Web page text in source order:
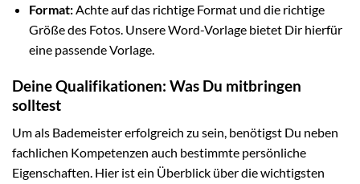
Format:Achte auf das richtige Format und die richtige
Größe des Fotos. Unsere Word-Vorlage bietet Dir hierfür
eine passende Vorlage.
Deine Qualifikationen: Was Du mitbringen
solltest
Um als Bademeister erfolgreich zu sein, benötigst Du neben
fachlichen Kompetenzen auch bestimmte persönliche
Eigenschaften. Hier ist ein Überblick über die wichtigsten